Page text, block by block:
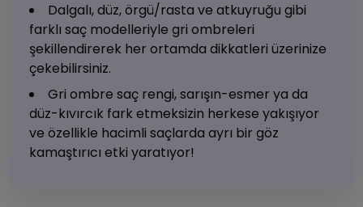
Dalgalı, düz, örgü/rasta ve atkuyruğu gibi
farklı saç modelleriyle gri ombreleri
şekillendirerek her ortamda dikkatleri üzerinize
çekebilirsiniz.
Gri ombre saç rengi, sarışın-esmer ya da
düz-kıvırcık fark etmeksizin herkese yakışıyor
ve özellikle hacimli saçlarda ayrı bir göz
kamaştırıcı etki yaratıyor!